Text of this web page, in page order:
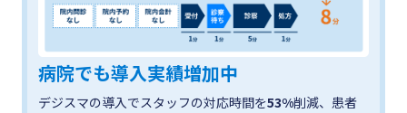
病院でも導入実績増加中
デジスマの導入でスタッフの対応時間を53%削減、患者